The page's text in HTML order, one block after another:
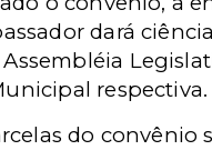
dará
respectiva.
do convênio